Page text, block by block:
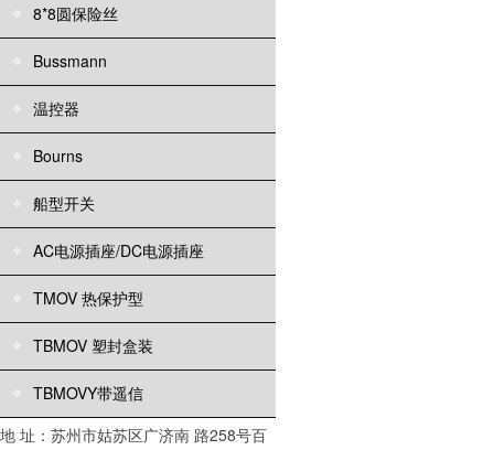
8*8圆保险丝
Bussmann
温控器
Bourns
船型开关
AC电源插座/DC电源插座
TMOV 热保护型
TBMOV 塑封盒装
TBMOVY带遥信
地 址：苏州市姑苏区广济南 路258号百